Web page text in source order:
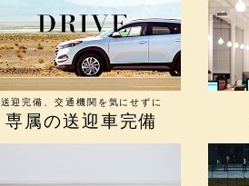
送迎完備、交通機関を気にせずに
専属の送迎車完備